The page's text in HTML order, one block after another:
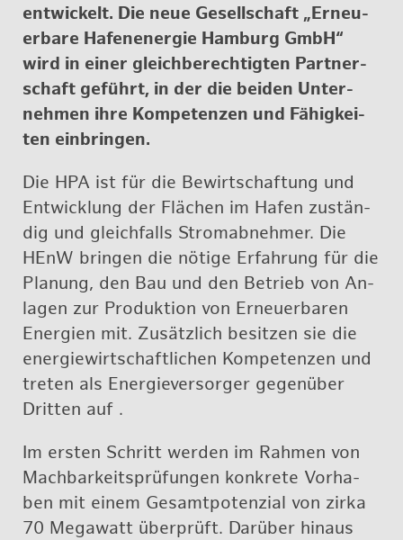
ent­wi­ckelt. Die neue Ge­sell­schaft „Er­neu­
er­ba­re Ha­fe­n­ener­gie Ham­burg GmbH“
wird in einer gleich­be­rech­tig­ten Part­ner­
schaft ge­führt, in der die bei­den Un­ter­
neh­men ihre Kom­pe­ten­zen und Fä­hig­kei­
ten ein­brin­gen.
Die HPA ist für die Be­wirt­schaf­tung und
Ent­wick­lung der Flä­chen im Hafen zu­stän­
dig und gleich­falls Strom­ab­neh­mer. Die
HEnW brin­gen die nö­ti­ge Er­fah­rung für die
Pla­nung, den Bau und den Be­trieb von An­
la­gen zur Pro­duk­ti­on von Er­neu­er­ba­ren
En­er­gi­en mit. Zu­sätz­lich be­sit­zen sie die
en­er­gie­wirt­schaft­li­chen Kom­pe­ten­zen und
tre­ten als En­er­gie­ver­sor­ger ge­gen­über
Drit­ten auf .
Im ers­ten Schritt wer­den im Rah­men von
Mach­bar­keits­prü­fun­gen kon­kre­te Vor­ha­
ben mit einem Ge­samt­po­ten­zi­al von zirka
70 Me­ga­watt über­prüft. Dar­über hin­aus